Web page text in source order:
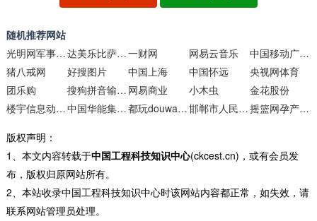
随机推荐网站
光明网军事频道
达美乐比萨官方网站一财网 网易云音乐
中国移动广西移动官网
猪八戒网
好搜图片 中国上海 中国怀远
央视网体育
团乐购
搜狗拼音输入法 网易商业 小木虫
金花股份
楼宇信息动态采集系统
中国华能集团公司 都玩douwanwe** 邯郸市人民政府 摇篮网孕产知识
版权声明：
1、本文内容转载于中国工程科技知识中心(ckcest.cn)，或有会员发
布，版权归原网站所有。
2、本站收录中国工程科技知识中心时该网站内容都正常，如失效，请
联系网站管理员处理。